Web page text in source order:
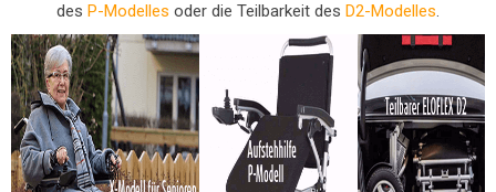
des P-Modelles oder die Teilbarkeit des D2-Modelles.